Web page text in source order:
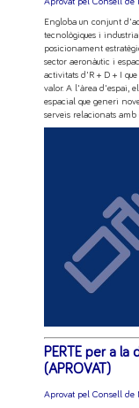
Engloba un conjunt
tecnològiques i
posicionament
sector aeronàutic i
activitats d'R + D + I
valor. A l'àrea d'espai,
espacial que generi
serveis relacionats
PERTE per a
(APROVAT)
Aprovat pel Consell de